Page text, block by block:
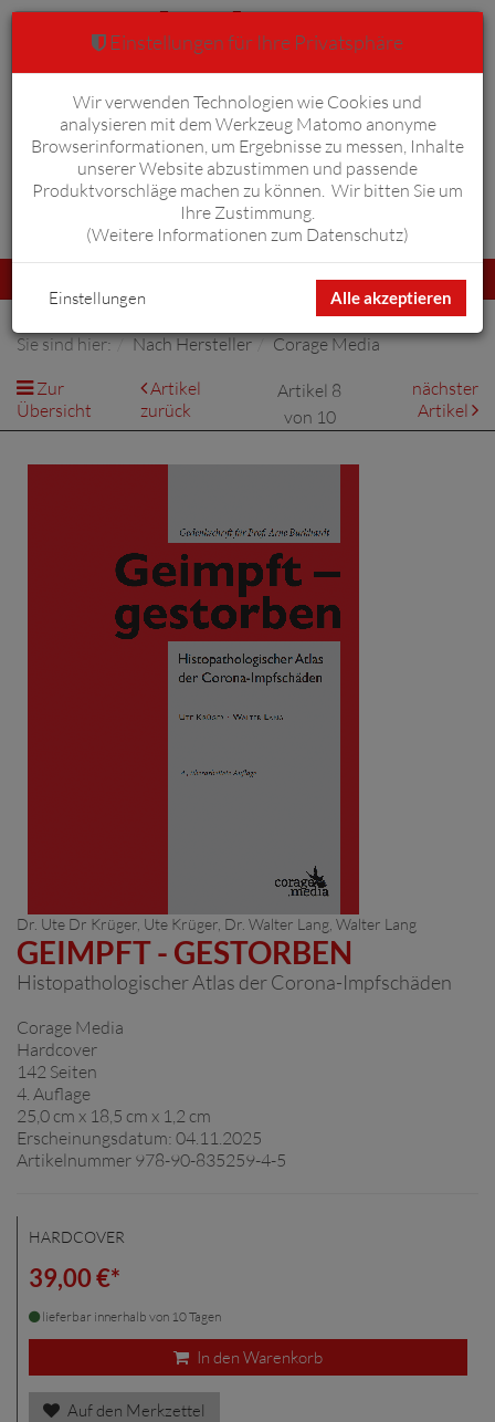
Anmelden Warenkorb 0
umschalten
Sie sind hier: Nach Hersteller
Corage Media
Zur
Übersicht
Artikel
zurück
Artikel 8
von 10
nächster
Artikel
Dr. Ute Dr Krüger , Ute Krüger, Dr. Walter Lang , Walter Lang
GEIMPFT - GESTORBEN
Histopathologischer Atlas der Corona-Impfschäden
Corage Media
Hardcover
142 Seiten
4. Auflage
25,0 cm x 18,5 cm x 1,2 cm
Erscheinungsdatum: 04.11.2025
Artikelnummer 978-90-835259-4-5
HARDCOVER
39,00 €*
lieferbar innerhalb von 10 Tagen
In den Warenkorb
Auf den Merkzettel
Einstellungen für Ihre Privatsphäre
Wir verwenden Technologien wie Cookies und
analysieren mit dem Werkzeug Matomo anonyme
Browserinformationen, um Ergebnisse zu messen, Inhalte
unserer Website abzustimmen und passende
Produktvorschläge machen zu können. Wir bitten Sie um
Ihre Zustimmung.
(Weitere Informationen zum Datenschutz)
Alle akzeptieren
Einstellungen